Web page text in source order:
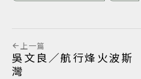
上一篇
吳文良／航行烽火波斯
灣